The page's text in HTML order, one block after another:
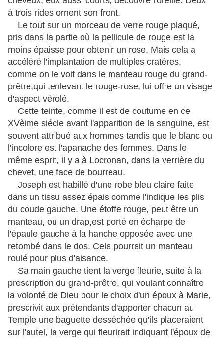
à trois rides ornent son front.
Le tout sur un morceau de verre rouge plaqué,
pris dans la partie où la pellicule de rouge est la
moins épaisse pour obtenir un rose. Mais cela a
accéléré l'implantation de multiples cratères,
comme on le voit dans le manteau rouge du grand-
prêtre,qui ,enlevant le rouge-rose, lui offre un visage
d'aspect vérolé.
Cette teinte, comme il est de coutume en ce
XVèime siécle avant l'apparition de la sanguine, est
souvent attribué aux hommes tandis que le blanc ou
l'incolore est l'apanache des femmes. Dans le
même esprit, il y a à Locronan, dans la verrière du
chevet, une face de bourreau.
Joseph est habillé d'une robe bleu claire faite
dans un tissu assez épais comme l'indique les plis
du coude gauche. Une étoffe rouge, peut être un
manteau, ou un drap,est porté en écharpe de
l'épaule gauche à la hanche opposée avec une
retombé dans le dos. Cela pourrait un manteau
roulé pour plus d'aisance.
Sa main gauche tient la verge fleurie, suite à la
prescription du grand-prêtre, qui voulant connaître
la volonté de Dieu pour le choix d'un époux à Marie,
prescrivit aux prétendants d'apporter chacun au
Temple une baguette desséchée qu'ils placeraient
sur l'autel, la verge qui fleurirait indiquant l'époux de